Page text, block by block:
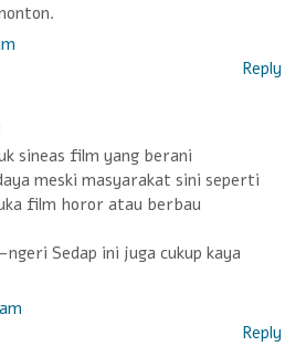
Reply
sineas film yang berani
meski masyarakat sini seperti
film horor atau berbau
Sedap ini juga cukup kaya
Reply